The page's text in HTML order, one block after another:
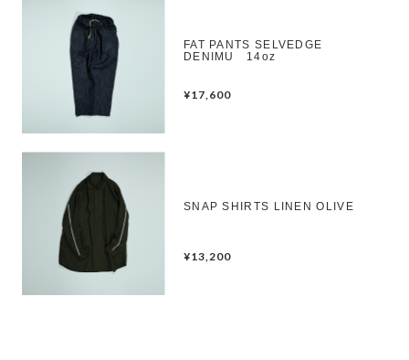
FAT PANTS SELVEDGE
DENIMU 14oz
¥17,600
SNAP SHIRTS LINEN OLIVE
¥13,200